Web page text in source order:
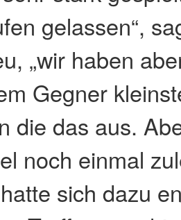
gelassen“,
„wir haben
Gegner
die das aus.
noch einmal
sich dazu